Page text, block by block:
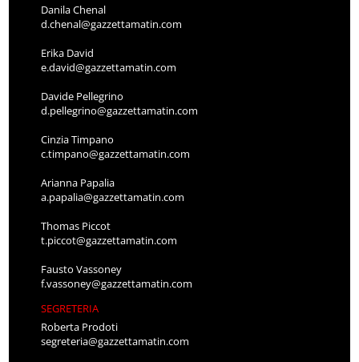
Danila Chenal
d.chenal@gazzettamatin.com
Erika David
e.david@gazzettamatin.com
Davide Pellegrino
d.pellegrino@gazzettamatin.com
Cinzia Timpano
c.timpano@gazzettamatin.com
Arianna Papalia
a.papalia@gazzettamatin.com
Thomas Piccot
t.piccot@gazzettamatin.com
Fausto Vassoney
f.vassoney@gazzettamatin.com
SEGRETERIA
Roberta Prodoti
segreteria@gazzettamatin.com